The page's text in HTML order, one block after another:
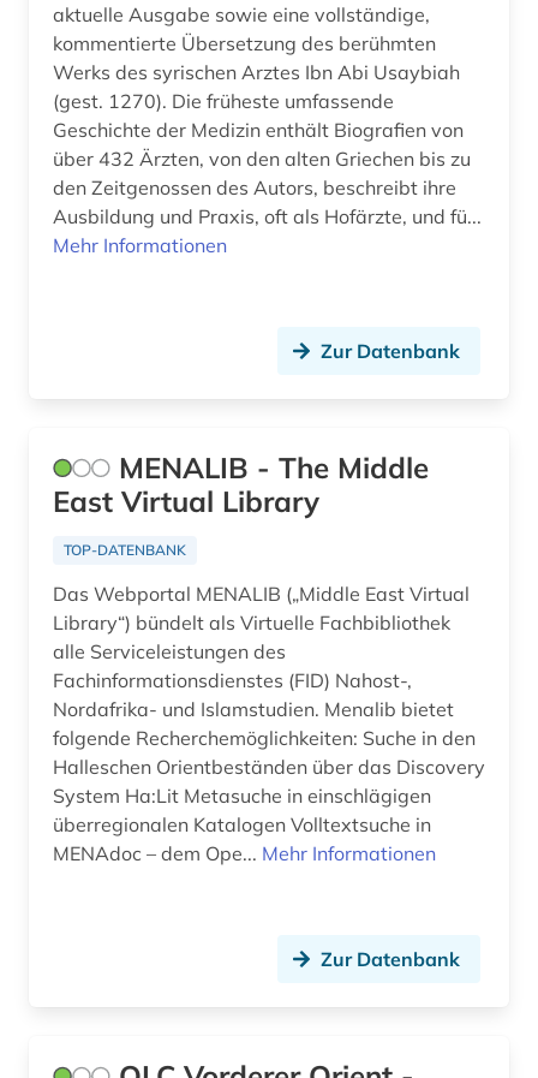
aktuelle Ausgabe sowie eine vollständige,
kommentierte Übersetzung des berühmten
Werks des syrischen Arztes Ibn Abi Usaybiah
(gest. 1270). Die früheste umfassende
Geschichte der Medizin enthält Biografien von
über 432 Ärzten, von den alten Griechen bis zu
den Zeitgenossen des Autors, beschreibt ihre
Ausbildung und Praxis, oft als Hofärzte, und fü...
Mehr Informationen
Zur Datenbank
MENALIB - The Middle
East Virtual Library
TOP-DATENBANK
Das Webportal MENALIB („Middle East Virtual
Library“) bündelt als Virtuelle Fachbibliothek
alle Serviceleistungen des
Fachinformationsdienstes (FID) Nahost-,
Nordafrika- und Islamstudien. Menalib bietet
folgende Recherchemöglichkeiten: Suche in den
Halleschen Orientbeständen über das Discovery
System Ha:Lit Metasuche in einschlägigen
überregionalen Katalogen Volltextsuche in
MENAdoc – dem Ope... Mehr Informationen
Zur Datenbank